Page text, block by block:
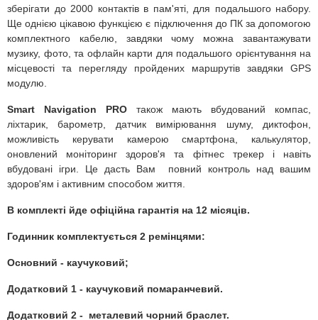
зберігати до 2000 контактів в пам'яті, для подальшого набору.
Ще однією цікавою функцією є підключення до ПК за допомогою
комплектного кабелю, завдяки чому можна завантажувати
музику, фото, та офлайн карти для подальшого орієнтування на
місцевості та перегляду пройдених маршрутів завдяки GPS
модулю.
Smart Navigation PRO також мають вбудований компас,
ліхтарик, барометр, датчик вимірювання шуму, диктофон,
можливість керувати камерою смартфона, калькулятор,
оновлений моніторинг здоров'я та фітнес трекер і навіть
вбудовані ігри. Це дасть Вам повний контроль над вашим
здоров'ям і активним способом життя.
В комплекті йде офіційна гарантія на 12 місяців.
Годинник комплектується 2 ремінцями:
Основний - каучуковий;
Додатковий 1 - каучуковий помаранчевий.
Додатковий 2 - металевий чорний браслет.